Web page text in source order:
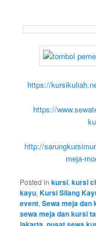
https://
https://
http://
meja-
Posted in kursi,kursi
kayu,Kursi Silang
event,Sewa meja dan
sewa meja dan kursi